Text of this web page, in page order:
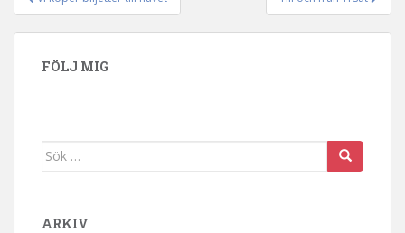
Inläggsnavigering
FÖLJ MIG
Sök efter:
ARKIV